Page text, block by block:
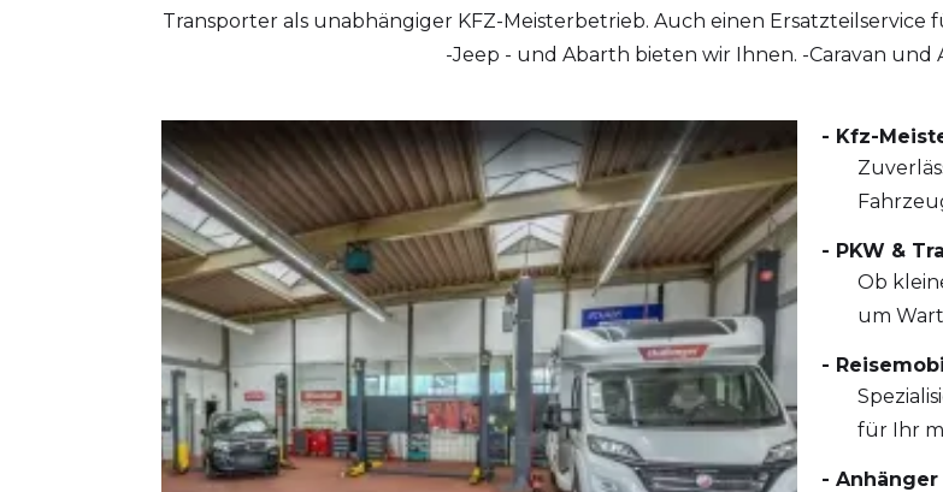
Transporter als unabhängiger KFZ-Meisterbetrieb. Auch einen Ersatzteilservice
-Jeep - und Abarth bieten wir Ihnen. -Caravan
- Kfz-
- PKW &
Ob
um
-
für Ihr
-